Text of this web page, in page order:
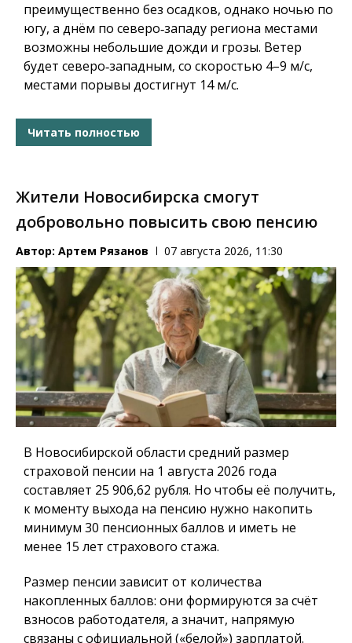
преимущественно без осадков, однако ночью по
югу, а днём по северо‑западу региона местами
возможны небольшие дожди и грозы. Ветер
будет северо‑западным, со скоростью 4–9 м/с,
местами порывы достигнут 14 м/с.
Читать полностью
Жители Новосибирска смогут
добровольно повысить свою пенсию
Автор: Артем Рязанов 07 августа 2026, 11:30
В Новосибирской области средний размер
страховой пенсии на 1 августа 2026 года
составляет 25 906,62 рубля. Но чтобы её получить,
к моменту выхода на пенсию нужно накопить
минимум 30 пенсионных баллов и иметь не
менее 15 лет страхового стажа.
Размер пенсии зависит от количества
накопленных баллов: они формируются за счёт
взносов работодателя, а значит, напрямую
связаны с официальной («белой») зарплатой.